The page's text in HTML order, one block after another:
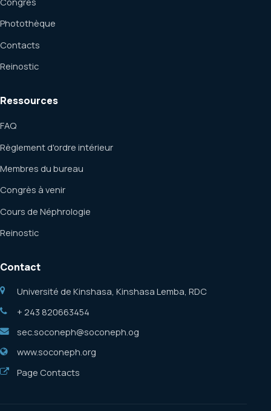
Photothèque
Contacts
Reinostic
Ressources
FAQ
Règlement d'ordre intérieur
Membres du bureau
Congrès à venir
Cours de Néphrologie
Reinostic
Contact
Université de Kinshasa, Kinshasa Lemba, RDC
+ 243 820663454
sec.soconeph@soconeph.og
www.soconeph.org
Page Contacts